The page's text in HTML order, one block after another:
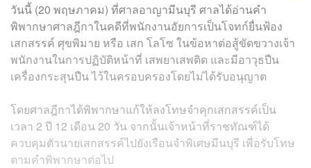
วันนี้ (20 พฤษภาคม) ที่ศาลอาญามีนบุรี ศาลได้อ่านคำ
พิพากษาศาลฎีกาในคดีที่พนักงานอัยการเป็นโจทก์ยื่นฟ้อง
เสกสรรค์ ศุขพิมาย หรือ เสก โลโซ ในข้อหาต่อสู้ขัดขวางเจ้า
พนักงานในการปฏิบัติหน้าที่ เสพยาเสพติด และมีอาวุธปืน
เครื่องกระสุนปืน ไว้ในครอบครองโดยไม่ได้รับอนุญาต
โดยศาลฎีกาได้พิพากษาแก้ให้ลงโทษจำคุกเสกสรรค์เป็น
เวลา 2 ปี 12 เดือน 20 วัน จากนั้นเจ้าหน้าที่ราชทัณฑ์ได้
ควบคุมตัวนายเสกสรรค์ไปยังเรือนจำพิเศษมีนบุรี เพื่อรับโทษ
ตามคำพิพากษาต่อไป